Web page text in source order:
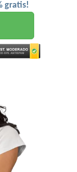
gratis!